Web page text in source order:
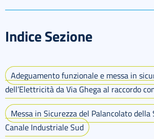
Indice Sezione
Adeguamento funzionale e messa in
dell’Elettricità da Via Ghega al raccordo
Messa in Sicurezza del Palancolato della
Canale Industriale Sud